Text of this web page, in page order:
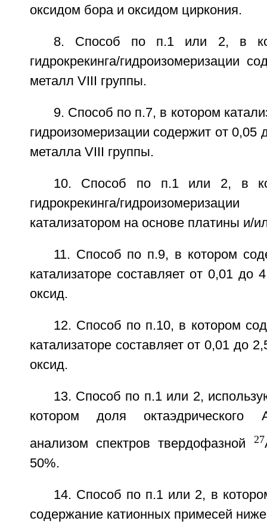
оксидом бора и оксидом циркония.
8. Способ по п.1 или 2, в
гидрокрекинга/гидроизомеризации
металл VIII группы.
9. Способ по п.7, в котором
гидроизомеризации содержит от 0,05
металла VIII группы.
10. Способ по п.1 или 2, в
гидрокрекинга/
катализатором на основе платины и/
11. Способ по п.9, в котором
катализаторе составляет от 0,01 до
оксид.
12. Способ по п.10, в котором
катализаторе составляет от 0,01 до
оксид.
13. Способ по п.1 или 2,
котором доля октаэдрического
анализом спектров твердофазной
27
50%.
14. Способ по п.1 или 2, в
содержание катионных примесей